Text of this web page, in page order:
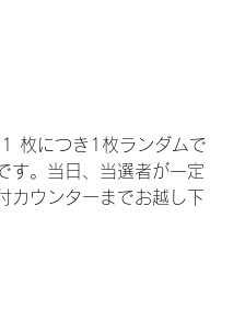
枚につき1枚ランダムで
す。当日、当選者が一定
カウンターまでお越し下